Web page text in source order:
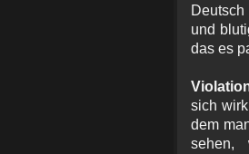
und
das es
sich
dem
sehen,